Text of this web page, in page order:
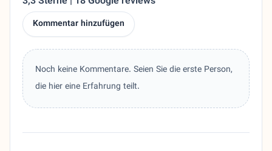
Kommentar hinzufügen
Noch keine Kommentare. Seien Sie die erste Person,
die hier eine Erfahrung teilt.